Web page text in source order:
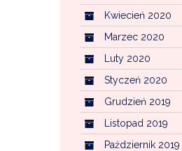
Kwiecień 2020
Marzec 2020
Luty 2020
Styczeń 2020
Grudzień 2019
Listopad 2019
Październik 2019